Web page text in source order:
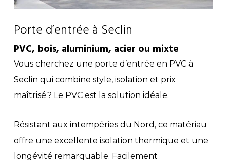
Porte d’entrée à Seclin
PVC, bois, aluminium, acier ou mixte
Vous cherchez une porte d’entrée en PVC à
Seclin qui combine style, isolation et prix
maîtrisé ? Le PVC est la solution idéale.
Résistant aux intempéries du Nord, ce matériau
offre une excellente isolation thermique et une
longévité remarquable. Facilement